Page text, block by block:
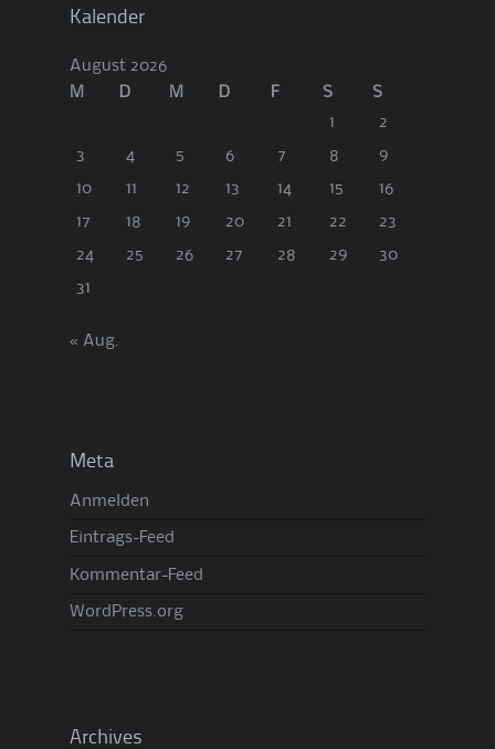
Kalender
August 2026
M
D M D F S
S
1
2
3 4 5 6 7 8 9
10 11 12 13 14 15 16
17 18 19 20 21 22 23
24 25 26 27 28 29 30
31
« Aug.
Meta
Anmelden
Eintrags-Feed
Kommentar-Feed
WordPress.org
Archives